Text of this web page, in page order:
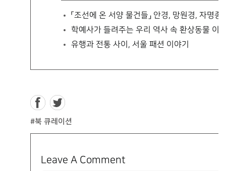
「조선에 온 서양 물건들」 안경, 망원경, 자명종
학예사가 들려주는 우리 역사 속 환상동물 이
유행과 전통 사이, 서울 패션 이야기
#북 큐레이션
Leave A Comment